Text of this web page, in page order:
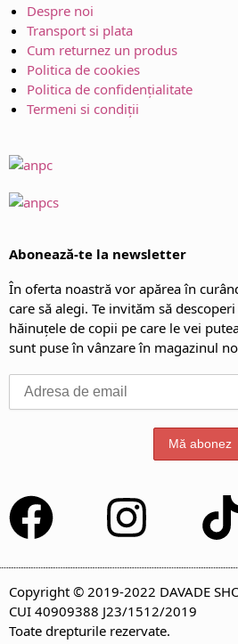
Despre noi
Transport si plata
Cum returnez un produs
Politica de cookies
Politica de confidențialitate
Termeni si condiții
Abonează-te la newsletter
În oferta noastră vor apărea în
care să alegi. Te invităm să
hăinuțele de copii pe care le vei
sunt puse în vânzare în magazinul
Copyright © 2019-2022 DAVADE
CUI 40909388 J23/1512/2019
Toate drepturile rezervate.